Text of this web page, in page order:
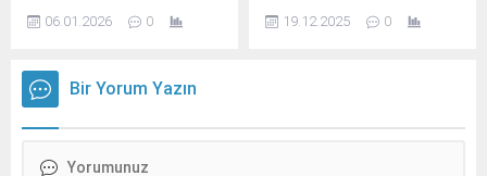
06.01.2026 0
kanserinin sessiz başlayan
19.12.2025 0
Bir Yorum Yazın